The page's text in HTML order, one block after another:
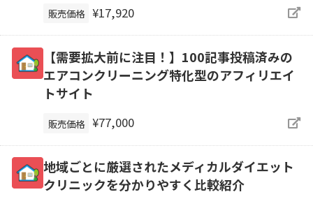
販売価格 ¥17,920
【需要拡大前に注目！】100記事投稿済みの
エアコンクリーニング特化型のアフィリエイ
トサイト
販売価格 ¥77,000
地域ごとに厳選されたメディカルダイエット
クリニックを分かりやすく比較紹介